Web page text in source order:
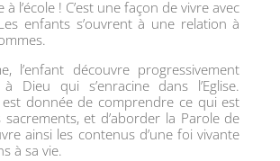
à l’école ! C’est une façon de vivre avec
enfants s’ouvrent à une relation à
l’enfant découvre progressivement
Dieu qui s’enracine dans l’Eglise.
est donnée de comprendre ce qui est
sacrements, et d’aborder la Parole de
ainsi les contenus d’une foi vivante
à sa vie.